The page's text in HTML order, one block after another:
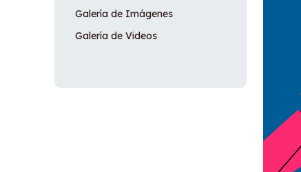
Galería de Imágenes
Galería de Videos